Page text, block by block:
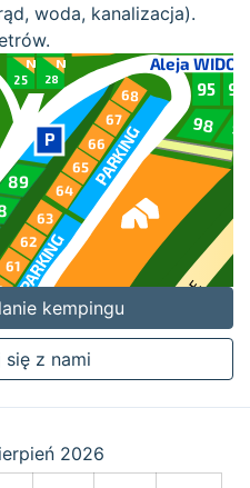
woda, kanalizacja).
kempingu
z nami
2026